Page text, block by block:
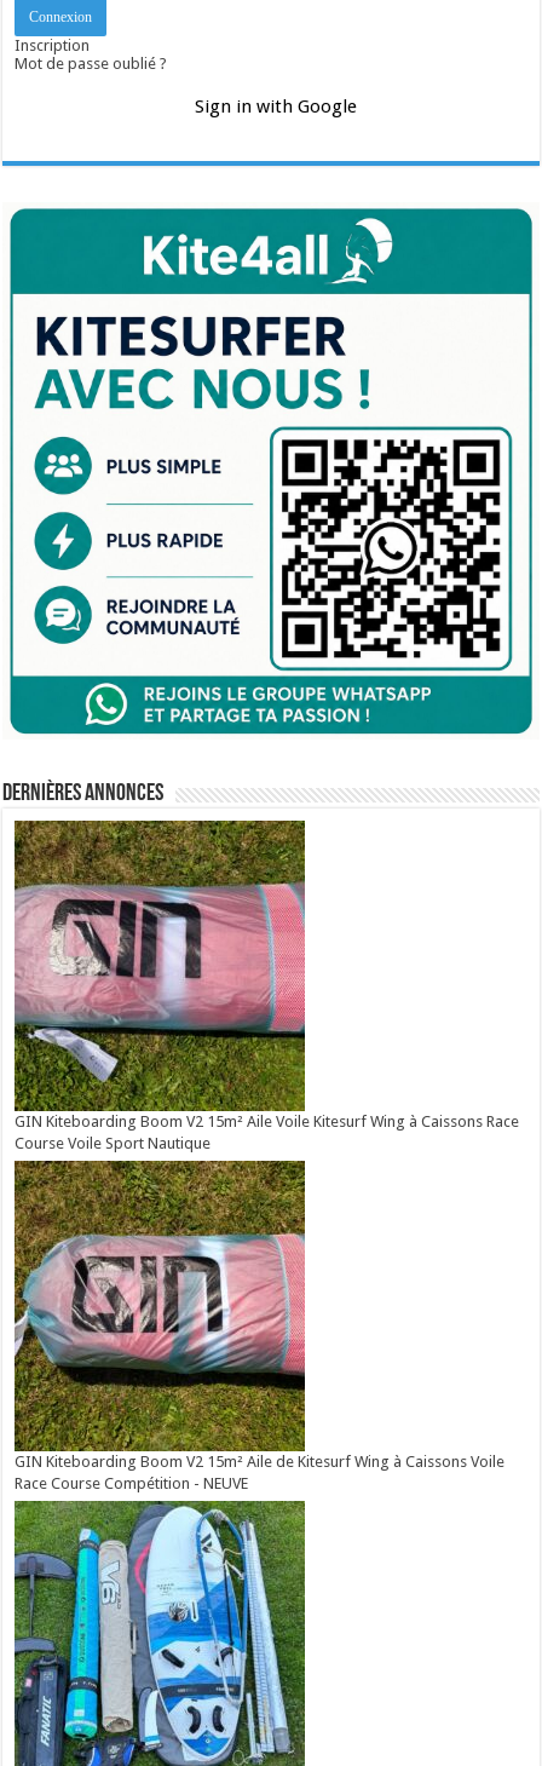
Inscription
Mot de passe oublié ?
Sign in with Google
Dernières annonces
GIN Kiteboarding Boom V2 15m² Aile Voile Kitesurf Wing à Caissons Race
Course Voile Sport Nautique
GIN Kiteboarding Boom V2 15m² Aile de Kitesurf Wing à Caissons Voile
Race Course Compétition - NEUVE